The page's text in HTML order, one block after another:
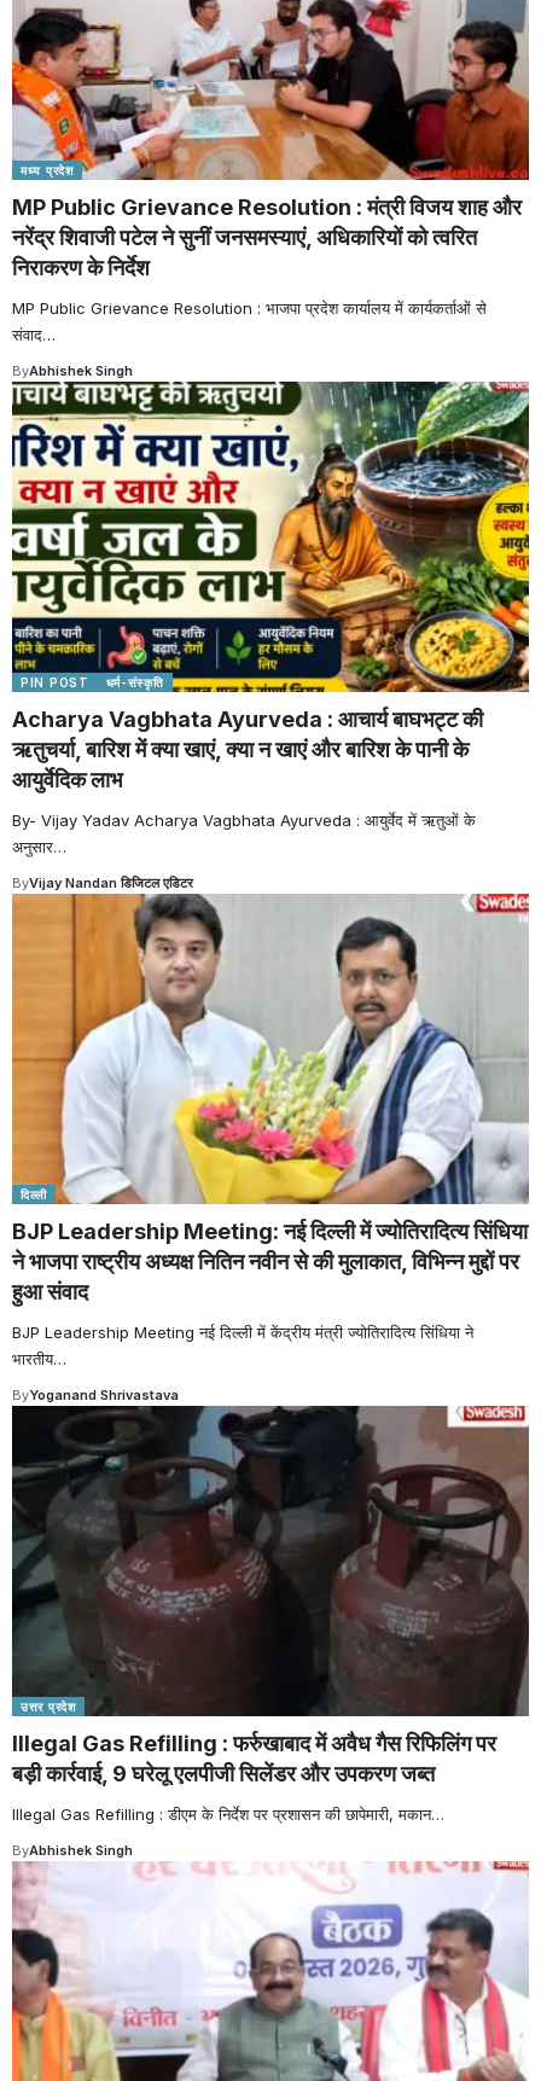
मध्य प्रदेश
MP Public Grievance Resolution : मंत्री विजय शाह और
नरेंद्र शिवाजी पटेल ने सुनीं जनसमस्याएं, अधिकारियों को त्वरित
निराकरण के निर्देश
MP Public Grievance Resolution : भाजपा प्रदेश कार्यालय में कार्यकर्ताओं से
संवाद…
ByAbhishek Singh
PIN POST धर्म-संस्कृति
Acharya Vagbhata Ayurveda : आचार्य बाघभट्ट की
ऋतुचर्या, बारिश में क्या खाएं, क्या न खाएं और बारिश के पानी के
आयुर्वेदिक लाभ
By- Vijay Yadav Acharya Vagbhata Ayurveda : आयुर्वेद में ऋतुओं के
अनुसार…
ByVijay Nandan डिजिटल एडिटर
दिल्ली
BJP Leadership Meeting: नई दिल्ली में ज्योतिरादित्य सिंधिया
ने भाजपा राष्ट्रीय अध्यक्ष नितिन नवीन से की मुलाकात, विभिन्न मुद्दों पर
हुआ संवाद
BJP Leadership Meeting नई दिल्ली में केंद्रीय मंत्री ज्योतिरादित्य सिंधिया ने
भारतीय…
ByYoganand Shrivastava
उत्तर प्रदेश
Illegal Gas Refilling : फर्रुखाबाद में अवैध गैस रिफिलिंग पर
बड़ी कार्रवाई, 9 घरेलू एलपीजी सिलेंडर और उपकरण जब्त
Illegal Gas Refilling : डीएम के निर्देश पर प्रशासन की छापेमारी, मकान…
ByAbhishek Singh